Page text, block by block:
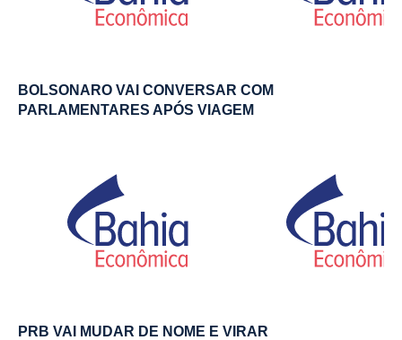
BOLSONARO VAI CONVERSAR COM
PARLAMENTARES APÓS VIAGEM
PRB VAI MUDAR DE NOME E VIRAR